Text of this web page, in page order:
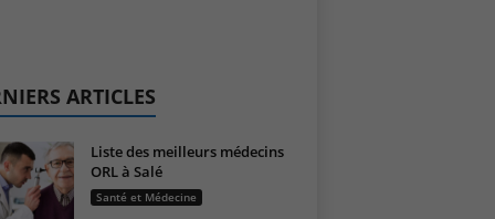
ARTICLES
Liste des meilleurs médecins
ORL à Salé
Santé et Médecine